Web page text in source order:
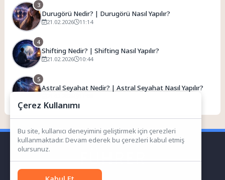
3
Durugörü Nedir? | Durugörü Nasıl Yapılır?
21.02.2026 11:14
4
Shifting Nedir? | Shifting Nasıl Yapılır?
21.02.2026 10:44
5
Astral Seyahat Nedir? | Astral Seyahat Nasıl Yapılır?
Çerez Kullanımı
Bu site, kullanıcı deneyimini geliştirmek için çerezleri
kullanmaktadır. Devam ederek bu çerezleri kabul etmiş
olursunuz.